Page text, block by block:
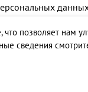
позволяет нам
сведения